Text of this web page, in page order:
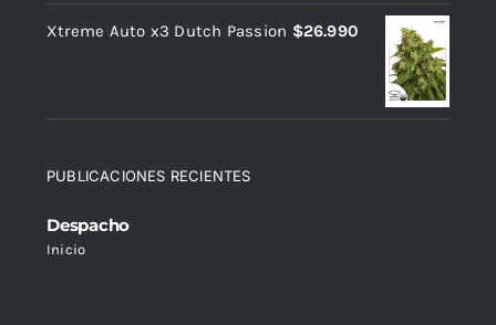
Xtreme Auto x3 Dutch Passion $26.990
PUBLICACIONES RECIENTES
Despacho
Inicio